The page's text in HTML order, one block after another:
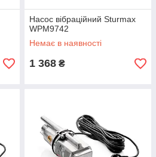
Насос вібраційний Sturmax
WPM9742
Немає в наявності
1 368 ₴